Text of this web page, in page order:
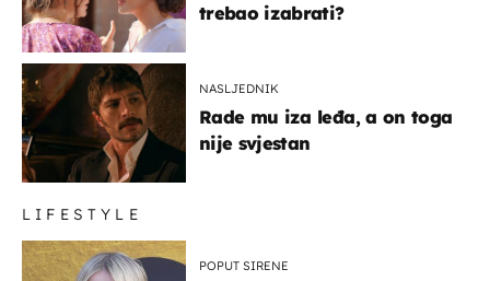
trebao izabrati?
NASLJEDNIK
Rade mu iza leđa, a on toga
nije svjestan
LIFESTYLE
POPUT SIRENE